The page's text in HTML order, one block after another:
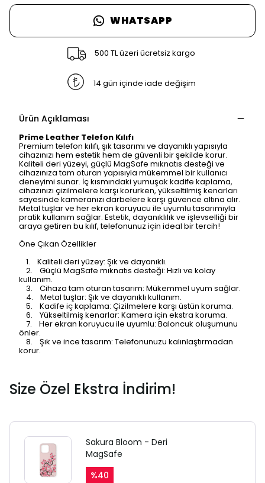
WHATSAPP
500 TL üzeri ücretsiz kargo
14 gün içinde iade değişim
Ürün Açıklaması
Prime Leather Telefon Kılıfı
Premium telefon kılıfı, şık tasarımı ve dayanıklı yapısıyla
cihazınızı hem estetik hem de güvenli bir şekilde korur.
Kaliteli deri yüzeyi, güçlü MagSafe mıknatıs desteği ve
cihazınıza tam oturan yapısıyla mükemmel bir kullanıcı
deneyimi sunar. İç kısmındaki yumuşak kadife kaplama,
cihazınızı çizilmelere karşı korurken, yükseltilmiş kenarları
sayesinde kameranızı darbelere karşı güvence altına alır.
Metal tuşlar ve her ekran koruyucu ile uyumlu tasarımıyla
pratik kullanım sağlar. Estetik, dayanıklılık ve işlevselliği bir
araya getiren bu kılıf, telefonunuz için ideal bir tercih!
Öne Çıkan Özellikler
1. Kaliteli deri yüzey: Şık ve dayanıklı.
2. Güçlü MagSafe mıknatıs desteği: Hızlı ve kolay
kullanım.
3. Cihaza tam oturan tasarım: Mükemmel uyum sağlar.
4. Metal tuşlar: Şık ve dayanıklı kullanım.
5. Kadife iç kaplama: Çizilmelere karşı üstün koruma.
6. Yükseltilmiş kenarlar: Kamera için ekstra koruma.
7. Her ekran koruyucu ile uyumlu: Baloncuk oluşumunu
önler.
8. Şık ve ince tasarım: Telefonunuzu kalınlaştırmadan
korur.
Size Özel Ekstra İndirim!
Sakura Bloom - Deri
MagSafe
%40
SAFARİ GİZLİ SEKME
UYARISI
açılmayabilir.
sekmesinden giriş yapın.